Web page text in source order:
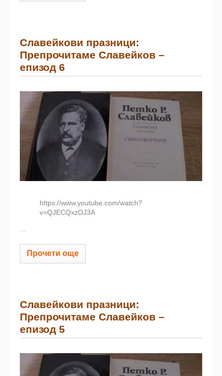
Славейкови празници:
Препрочитаме Славейков –
eпизод 6
https://www.youtube.com/watch?
v=QJECQxzOJ3A
...
Прочети още
Славейкови празници:
Препрочитаме Славейков –
eпизод 5